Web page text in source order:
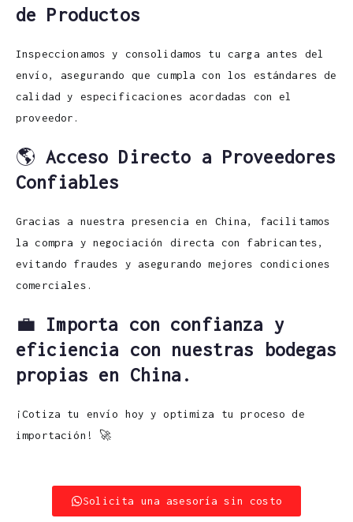
de Productos
Inspeccionamos y consolidamos tu carga antes del
envío, asegurando que cumpla con los estándares de
calidad y especificaciones acordadas con el
proveedor.
🌎Acceso Directo a Proveedores
Confiables
Gracias a nuestra presencia en China, facilitamos
la compra y negociación directa con fabricantes,
evitando fraudes y asegurando mejores condiciones
comerciales.
💼 Importa con confianza y
eficiencia con nuestras bodegas
propias en China.
¡Cotiza tu envío hoy y optimiza tu proceso de
importación! 🚀
Solicita una asesoría sin costo